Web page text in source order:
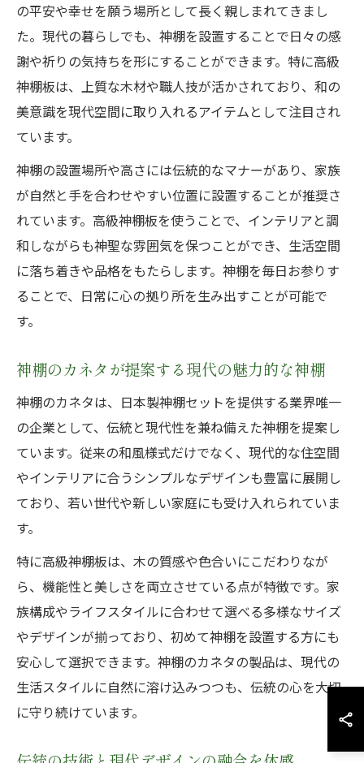
の平安や幸せを願う場所として長く親しまれてきまし
た。現代の暮らしでも、神棚を設置することで日々の感
謝や祈りの気持ちを形にすることができます。特に高級
神棚板は、上質な木材や職人技が活かされており、和の
美意識を現代空間に取り入れるアイテムとして注目され
ています。
神棚の設置場所や高さには伝統的なマナーがあり、家族
が自然と手を合わせやすい位置に設置することが推奨さ
れています。高級神棚板を使うことで、インテリアと調
和しながらも神聖な雰囲気を保つことができ、生活空間
に落ち着きや品格をもたらします。神棚を毎日お参りす
ることで、日常に心の拠り所を生み出すことが可能で
す。
神棚のカネタが提案する現代の魅力的な神棚
神棚のカネタは、日本製神棚セットを提供する業界唯一
の企業として、伝統と現代性を兼ね備えた神棚を提案し
ています。従来の和風様式だけでなく、現代的な住空間
やインテリアに合うシンプルなデザインも豊富に展開し
ており、若い世代や新しい家庭にも受け入れられていま
す。
特に高級神棚板は、木の質感や色合いにこだわりなが
ら、機能性と美しさを両立させている点が特徴です。家
族構成やライフスタイルに合わせて選べる多様なサイズ
やデザインが揃っており、初めて神棚を設置する方にも
安心して選択できます。神棚のカネタの製品は、現代の
生活スタイルに自然に溶け込みつつも、伝統の心を大切
に守り続けています。